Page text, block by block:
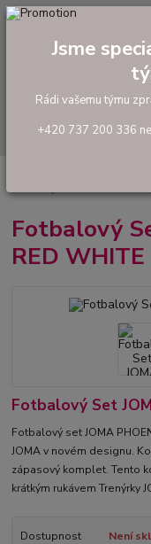
tel: +420 737 200 336
Fotbalový Set JOMA
Fotbalový
RED WHITE
Fotbalový Set
Fotbalový set JOMA
JOMA v novém designu.
zápasový komplet. Tento
krátkým rukávem Trenýrky
Dostupnost
Není
Jsme
Rádi vašemu týmu
+420 737 200 336